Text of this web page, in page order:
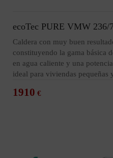
ecoTec PURE VMW 236/
Caldera con muy buen
constituyendo la gama básica
en agua caliente y una
ideal para viviendas pequeñas
1910